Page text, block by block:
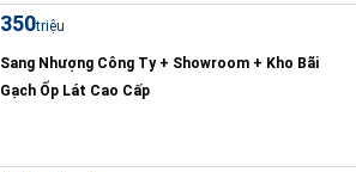
350triệu
Sang Nhượng Công Ty + Showroom + Kho Bãi
Gạch Ốp Lát Cao Cấp